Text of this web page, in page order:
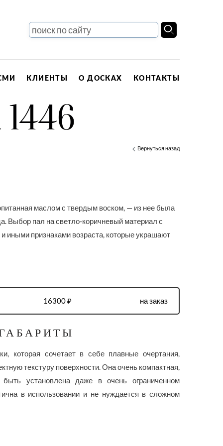
КЛИЕНТЫ О ДОСКАХ КОНТАКТЫ
Вернуться назад
маслом с твердым воском, — из нее была
Выбор пал на светло-коричневый материал с
иными признаками возраста, которые украшают
16300 ₽ на заказ
которая сочетает в себе плавные очертания,
текстуру поверхности. Она очень компактная,
установлена даже в очень ограниченном
в использовании и не нуждается в сложном